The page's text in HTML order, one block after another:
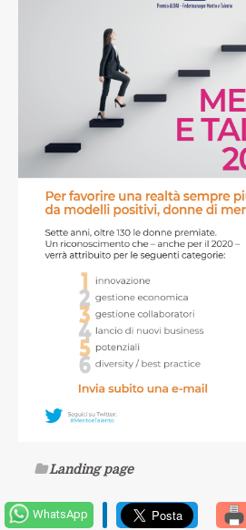
Landing page
WhatsApp